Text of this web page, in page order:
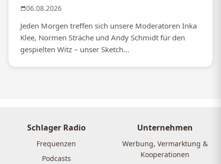
06.08.2026
Jeden Morgen treffen sich unsere Moderatoren Inka
Klee, Normen Sträche und Andy Schmidt für den
gespielten Witz – unser Sketch...
Schlager Radio
Frequenzen
Podcasts
Unternehmen
Werbung, Vermarktung &
Kooperationen